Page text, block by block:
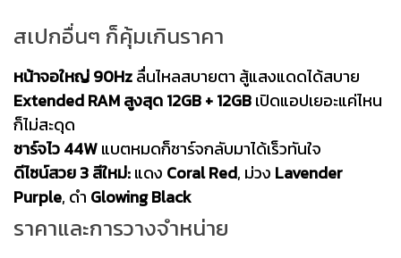
สเปกอื่นๆ ก็คุ้มเกินราคา
หน้าจอใหญ่ 90Hzลื่นไหลสบายตา สู้แสงแดดได้สบาย
Extended RAM สูงสุด 12GB + 12GBเปิดแอปเยอะแค่ไหน
ก็ไม่สะดุด
ชาร์จไว 44Wแบตหมดก็ชาร์จกลับมาได้เร็วทันใจ
ดีไซน์สวย 3 สีใหม่:แดง Coral Red, ม่วง Lavender
Purple, ดำ Glowing Black
ราคาและการวางจำหน่าย